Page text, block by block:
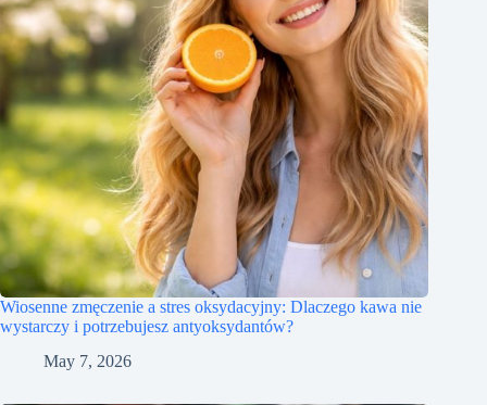
Wiosenne zmęczenie a stres oksydacyjny: Dlaczego kawa nie
wystarczy i potrzebujesz antyoksydantów?
May 7, 2026